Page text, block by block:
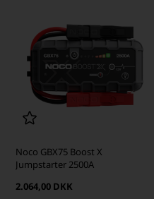
Noco GBX75 Boost X
Jumpstarter 2500A
2.064,00 DKK